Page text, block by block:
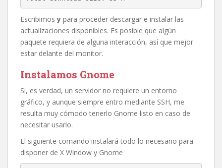
Escribimosy para proceder descargar e instalar las
actualizaciones disponibles. Es posible que algún
paquete requiera de alguna interacción, así que mejor
estar delante del monitor.
Instalamos Gnome
Si, es verdad, un servidor no requiere un entorno
gráfico, y aunque siempre entro mediante SSH, me
resulta muy cómodo tenerlo Gnome listo en caso de
necesitar usarlo.
El siguiente comando instalará todo lo necesario para
disponer de X Window y Gnome